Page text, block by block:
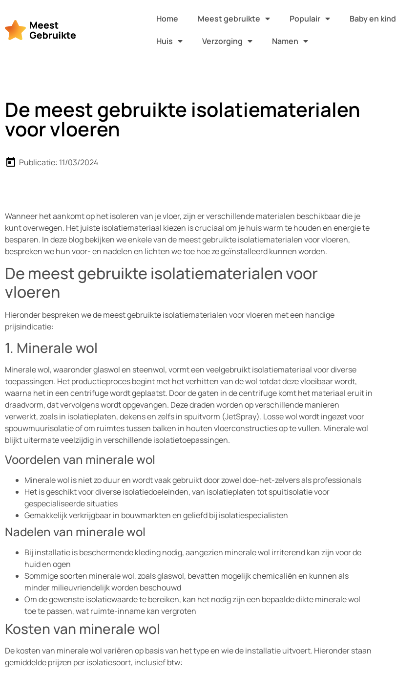
Home Meest gebruikte Populair Baby en kind
Huis Verzorging Namen
De meest gebruikte isolatiematerialen
voor vloeren
Publicatie: 11/03/2024
Wanneer het aankomt op het isoleren van je vloer, zijn er verschillende materialen beschikbaar die je
kunt overwegen. Het juiste isolatiemateriaal kiezen is cruciaal om je huis warm te houden en energie te
besparen. In deze blog bekijken we enkele van de meest gebruikte isolatiematerialen voor vloeren,
bespreken we hun voor- en nadelen en lichten we toe hoe ze geïnstalleerd kunnen worden.
De meest gebruikte isolatiematerialen voor
vloeren
Hieronder bespreken we de meest gebruikte isolatiematerialen voor vloeren met een handige
prijsindicatie:
1. Minerale wol
Minerale wol, waaronder glaswol en steenwol, vormt een veelgebruikt isolatiemateriaal voor diverse
toepassingen. Het productieproces begint met het verhitten van de wol totdat deze vloeibaar wordt,
waarna het in een centrifuge wordt geplaatst. Door de gaten in de centrifuge komt het materiaal eruit in
draadvorm, dat vervolgens wordt opgevangen. Deze draden worden op verschillende manieren
verwerkt, zoals in isolatieplaten, dekens en zelfs in spuitvorm (JetSpray). Losse wol wordt ingezet voor
spouwmuurisolatie of om ruimtes tussen balken in houten vloerconstructies op te vullen. Minerale wol
blijkt uitermate veelzijdig in verschillende isolatietoepassingen.
Voordelen van minerale wol
Minerale wol is niet zo duur en wordt vaak gebruikt door zowel doe-het-zelvers als professionals
Het is geschikt voor diverse isolatiedoeleinden, van isolatieplaten tot spuitisolatie voor
gespecialiseerde situaties
Gemakkelijk verkrijgbaar in bouwmarkten en geliefd bij isolatiespecialisten
Nadelen van minerale wol
Bij installatie is beschermende kleding nodig, aangezien minerale wol irriterend kan zijn voor de
huid en ogen
Sommige soorten minerale wol, zoals glaswol, bevatten mogelijk chemicaliën en kunnen als
minder milieuvriendelijk worden beschouwd
Om de gewenste isolatiewaarde te bereiken, kan het nodig zijn een bepaalde dikte minerale wol
toe te passen, wat ruimte-inname kan vergroten
Kosten van minerale wol
De kosten van minerale wol variëren op basis van het type en wie de installatie uitvoert. Hieronder staan
gemiddelde prijzen per isolatiesoort, inclusief btw: